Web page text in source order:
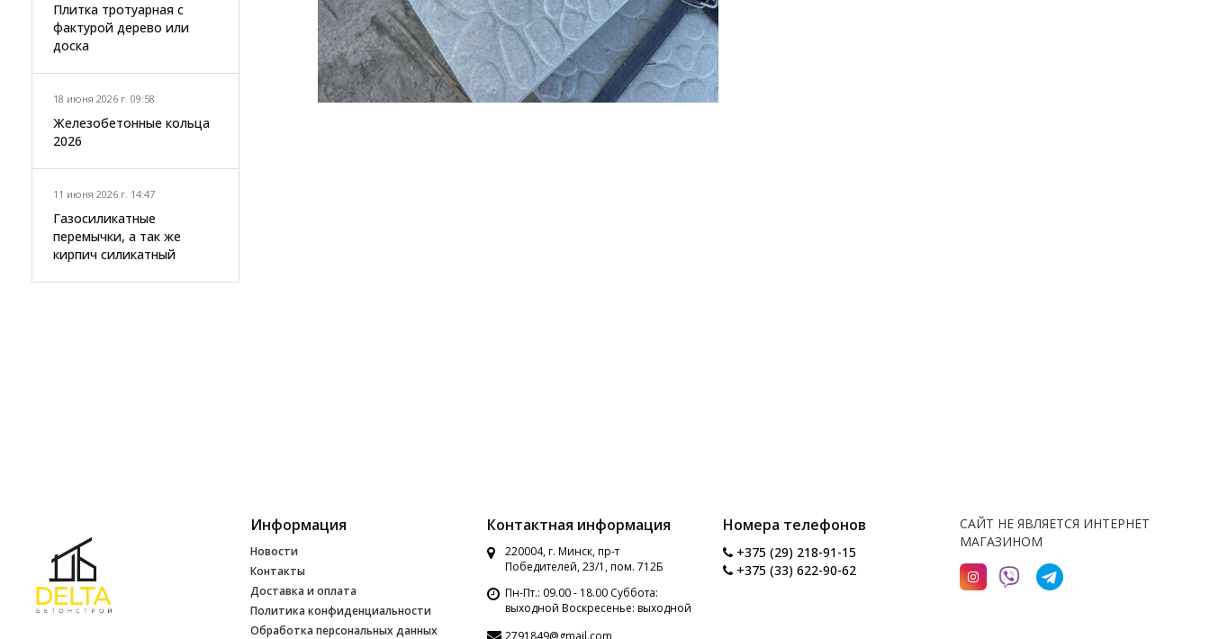
Плитка тротуарная с
фактурой дерево или
доска
18 июня 2026 г. 09:58
Железобетонные кольца
2026
11 июня 2026 г. 14:47
Газосиликатные
перемычки, а так же
кирпич силикатный
Информация
Новости
Контакты
Доставка и оплата
Политика конфиденциальности
Обработка персональных данных
Контактная информация
220004, г. Минск, пр-т
Победителей, 23/1, пом. 712Б
Пн-Пт.: 09.00 - 18.00 Суббота:
выходной Воскресенье: выходной
2791849@gmail.com
Номера телефонов
+375 (29) 218-91-15
+375 (33) 622-90-62
САЙТ НЕ ЯВЛЯЕТСЯ ИНТЕРНЕТ
МАГАЗИНОМ